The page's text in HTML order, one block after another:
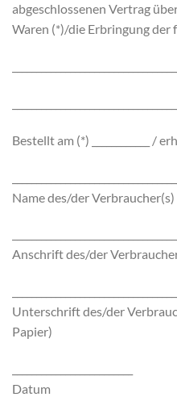
abgeschlossenen Vertrag
Waren (*)/die Erbringung der
Bestellt am (*) ____________ /
Name des/der Verbraucher(s)
Anschrift des/der
Unterschrift des/der
Papier)
Datum